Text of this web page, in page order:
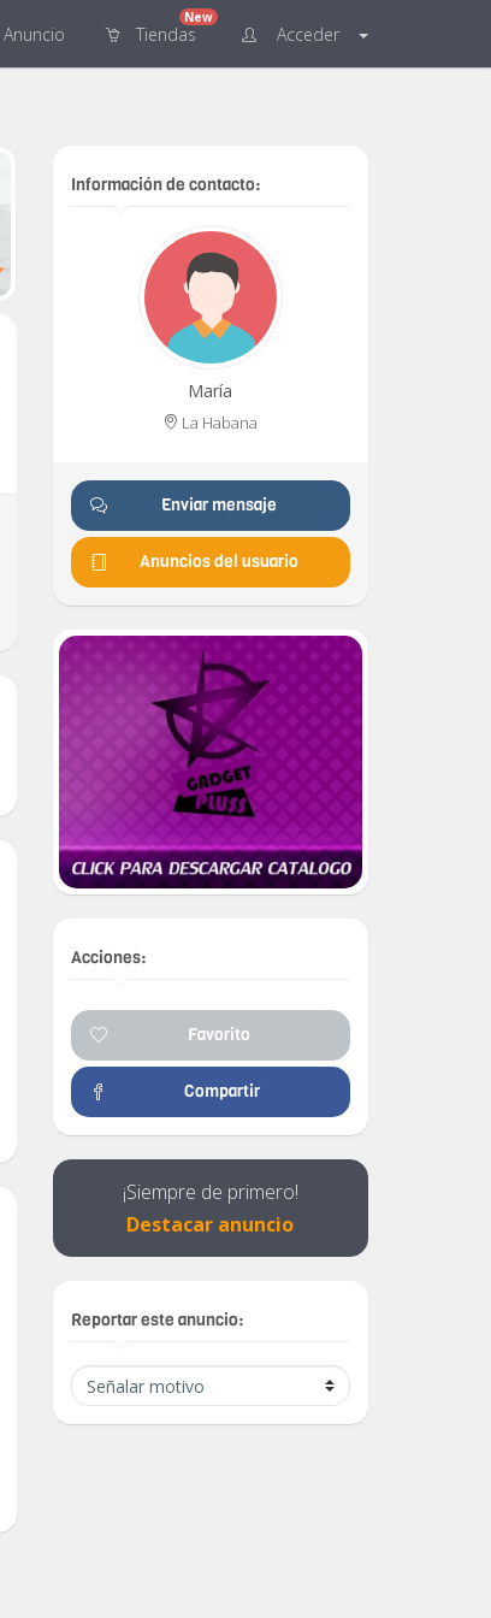
Anuncio Tiendas
New
Acceder
Información de contacto:
María
La Habana
Enviar mensaje
Anuncios del usuario
Acciones:
Favorito
Compartir
¡Siempre de primero!
Destacar anuncio
Reportar este anuncio: